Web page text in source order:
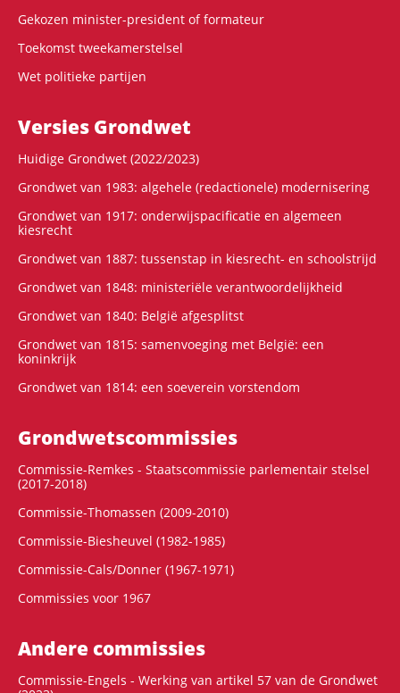
Gekozen minister-president of formateur
Toekomst tweekamerstelsel
Wet politieke partijen
Versies Grondwet
Huidige Grondwet (2022/2023)
Grondwet van 1983: algehele (redactionele) modernisering
Grondwet van 1917: onderwijspacificatie en algemeen
kiesrecht
Grondwet van 1887: tussenstap in kiesrecht- en schoolstrijd
Grondwet van 1848: ministeriële verantwoordelijkheid
Grondwet van 1840: België afgesplitst
Grondwet van 1815: samenvoeging met België: een
koninkrijk
Grondwet van 1814: een soeverein vorstendom
Grondwets­commissies
Commissie-Remkes - Staatscommissie parlementair stelsel
(2017-2018)
Commissie-Thomassen (2009-2010)
Commissie-Biesheuvel (1982-1985)
Commissie-Cals/Donner (1967-1971)
Commissies voor 1967
Andere commissies
Commissie-Engels - Werking van artikel 57 van de Grondwet